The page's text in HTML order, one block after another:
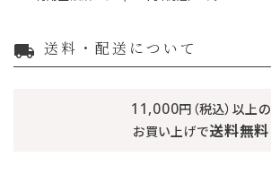
local_shipping 送料・配送について
11,000円（税込）以上の
お買い上げで送料無料